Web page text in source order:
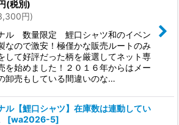
(税別)
円)
ル 数量限定 鯉口シャツ和のイベン
なので激安！極僅かな販売ルートのみ
して好評だった柄を厳選してネット専
を始めました！２０１６年からはメー
卸売もしている間違いのな…
ル【鯉口シャツ】在庫数は連動してい
[wa2026-5]